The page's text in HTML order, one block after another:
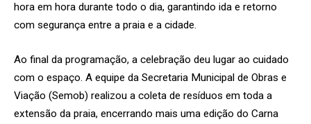
hora em hora durante todo o dia, garantindo ida e retorno
com segurança entre a praia e a cidade.
Ao final da programação, a celebração deu lugar ao cuidado
com o espaço. A equipe da Secretaria Municipal de Obras e
Viação (Semob) realizou a coleta de resíduos em toda a
extensão da praia, encerrando mais uma edição do Carna